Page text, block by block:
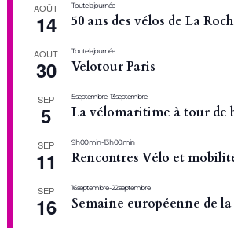
AOÛT
14
Toute la journée
50 ans des vélos de La
AOÛT
30
Toute la journée
Velotour Paris
SEP
5
5 septembre-13 septembre
La vélomaritime à tour de
SEP
11
9 h 00 min-13 h 00 min
Rencontres Vélo et
SEP
16
16 septembre-22 septembre
Semaine européenne de